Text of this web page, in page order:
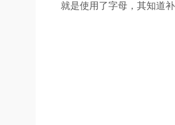
就是使用了字母，其知道